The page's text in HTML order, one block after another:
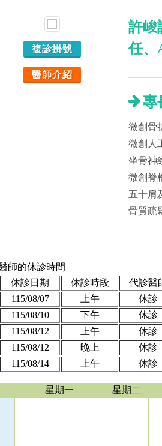
複診掛號
醫師介紹
許峻
任、
專
微創骨
微創人
坐骨神
微創脊
五十肩
骨質疏